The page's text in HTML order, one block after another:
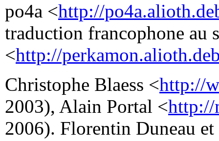
po4a <http://
traduction francophone au
<http://
Christophe Blaess <http://
2003), Alain Portal <http://
2006). Florentin Duneau